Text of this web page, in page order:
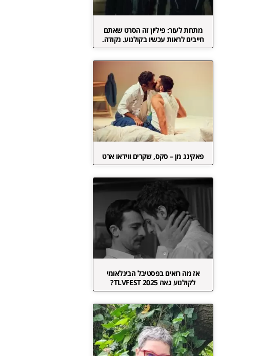
מתחת לעור: פיליון זה הסרט שאתם
חייבים לראות עכשיו בקולנוע. נקודה.
פאקינג מן – סקס, שקרים ווידאו ארט
אז מה רואים בפסטיבל הבינלאומי
לקולנוע גאה TLVFEST 2025?